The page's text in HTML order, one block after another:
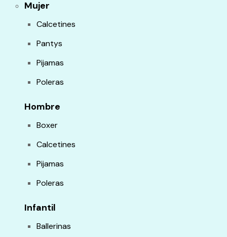
Mujer
Calcetines
Pantys
Pijamas
Poleras
Hombre
Boxer
Calcetines
Pijamas
Poleras
Infantil
Ballerinas